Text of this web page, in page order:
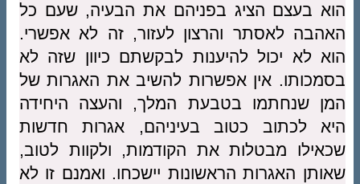
הוא בעצם הציג בפניהם את הבעיה, שעם כל
האהבה לאסתר והרצון לעזור, זה לא אפשרי.
הוא לא יכול להיענות לבקשתם כיוון שזה לא
בסמכותו. אין אפשרות להשיב את האגרות של
המן שנחתמו בטבעת המלך, והעצה היחידה
היא לכתוב כטוב בעיניהם, אגרות חדשות
שכאילו מבטלות את הקודמות, ולקוות לטוב,
שאותן האגרות הראשונות יישכחו. ואמנם זו לא